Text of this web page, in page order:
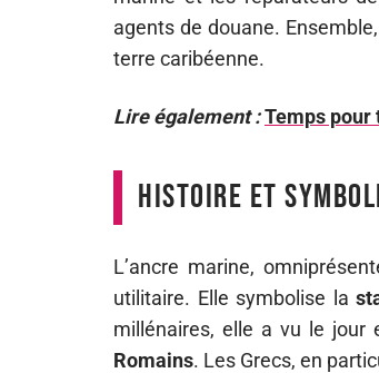
agents de douane.
terre caribéenne.
Lire également :Temps
Histoire et
L’ancre marine,
utilitaire. Elle symbolise la
millénaires, elle a vu le jour
Romains. Les Grecs, en